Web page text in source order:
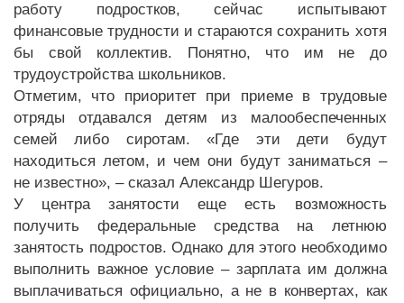
работу подростков, сейчас испытывают
финансовые трудности и стараются сохранить хотя
бы свой коллектив. Понятно, что им не до
трудоустройства школьников.
Отметим, что приоритет при приеме в трудовые
отряды отдавался детям из малообеспеченных
семей либо сиротам. «Где эти дети будут
находиться летом, и чем они будут заниматься –
не известно», – сказал Александр Шегуров.
У центра занятости еще есть возможность
получить федеральные средства на летнюю
занятость подростов. Однако для этого необходимо
выполнить важное условие – зарплата им должна
выплачиваться официально, а не в конвертах, как